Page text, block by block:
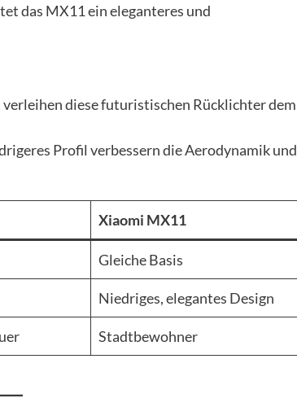
das MX11 ein eleganteres und
diese futuristischen Rücklichter dem
Profil verbessern die Aerodynamik und
Xiaomi MX11
Gleiche Basis
Niedriges, elegantes Design
Stadtbewohner